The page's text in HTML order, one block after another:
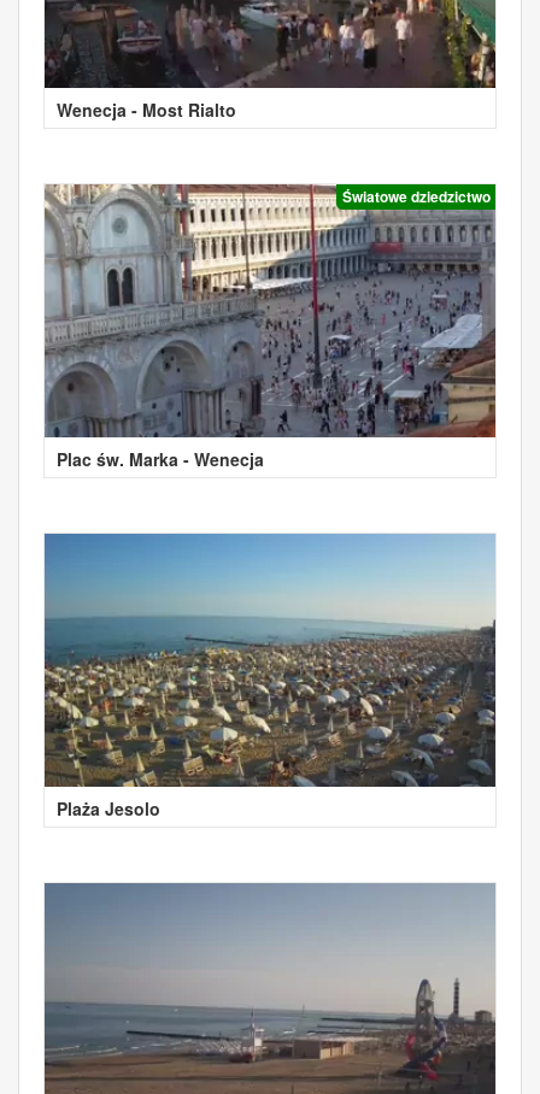
Wenecja - Most Rialto
Światowe dziedzictwo
Plac św. Marka - Wenecja
Plaża Jesolo